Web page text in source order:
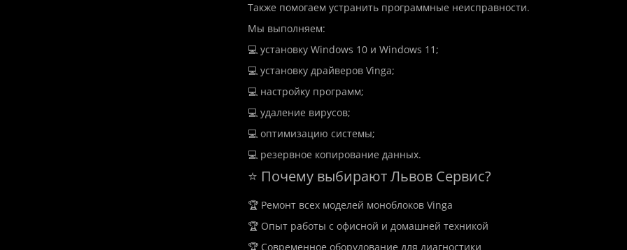
Также помогаем устранить программные неисправности.
Мы выполняем:
💻 установку Windows 10 и Windows 11;
💻 установку драйверов Vinga;
💻 настройку программ;
💻 удаление вирусов;
💻 оптимизацию системы;
💻 резервное копирование данных.
⭐ Почему выбирают Львов Сервис?
🏆 Ремонт всех моделей моноблоков Vinga
🏆 Опыт работы с офисной и домашней техникой
🏆 Современное оборудование для диагностики